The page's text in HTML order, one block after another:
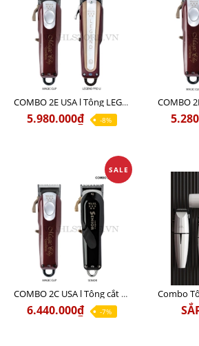
COMBO 2E USA l Tông LEGEND PRO LI + Tông MAGIC CLIP
5.980.000₫ -8%
SALE
COMBO 2C USA l Tông cắt Senior + Tông cắt Magic clip
6.440.000₫ -7%